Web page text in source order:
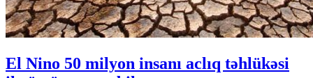
El Nino 50 milyon insanı aclıq təhlükəsi